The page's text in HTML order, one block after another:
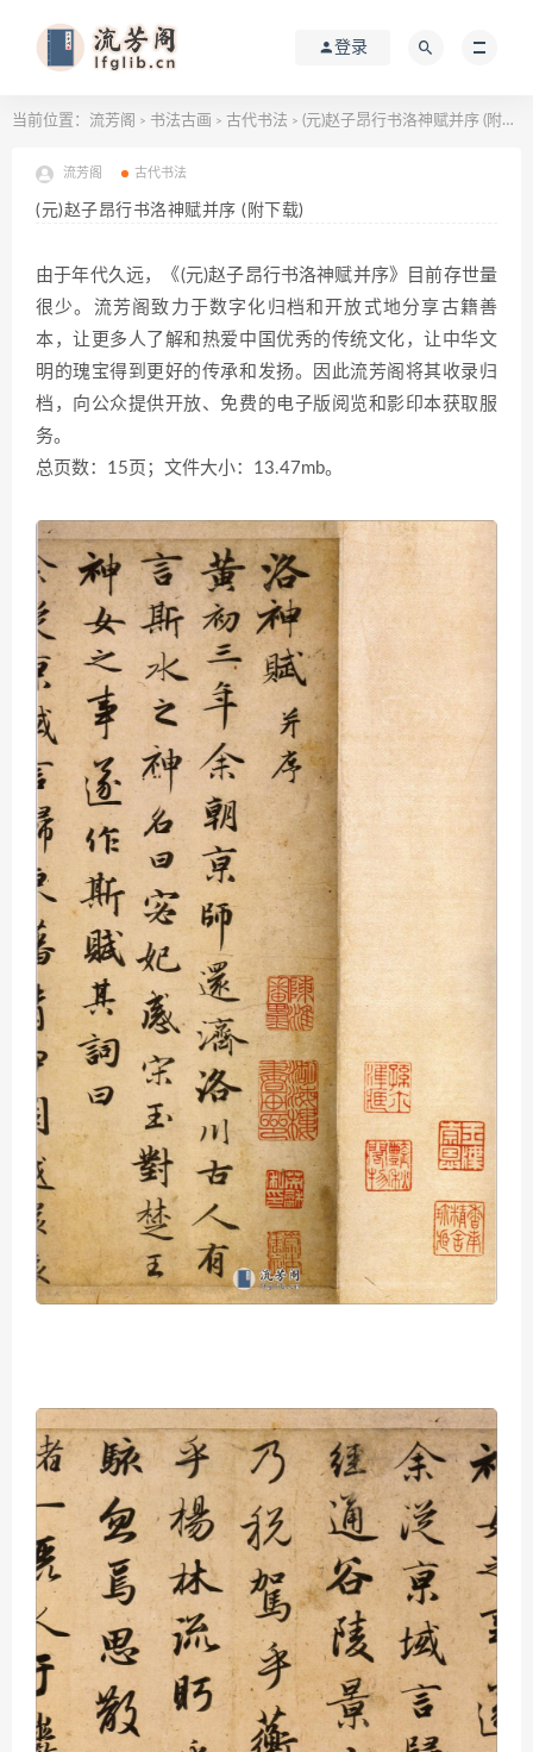
登录
当前位置： 流芳阁 > 书法古画 > 古代书法 > (元)赵子昂行书洛神赋并序 (附下载)
流芳阁 古代书法
(元)赵子昂行书洛神赋并序 (附下载)
由于年代久远，《(元)赵子昂行书洛神赋并序》目前存世量
很少。流芳阁致力于数字化归档和开放式地分享古籍善
本，让更多人了解和热爱中国优秀的传统文化，让中华文
明的瑰宝得到更好的传承和发扬。因此流芳阁将其收录归
档，向公众提供开放、免费的电子版阅览和影印本获取服
务。
总页数：15页；文件大小：13.47mb。